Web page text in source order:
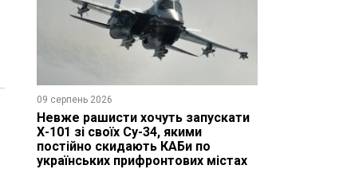
09 серпень 2026
Невже рашисти хочуть запускати
Х-101 зі своїх Су-34, якими
постійно скидають КАБи по
українських прифронтових містах